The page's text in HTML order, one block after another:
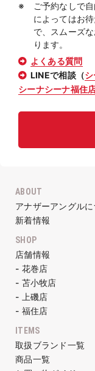
ご予約なしで
によってはお
で、スムーズ
ります。
よくある質問
LINEで相談（
シーナシーナ福住
ABOUT
アナザーアングル
新着情報
SHOP
店舗情報
- 花巻店
- 苫小牧店
- 上磯店
- 福住店
ITEMS
取扱ブランド一覧
商品一覧